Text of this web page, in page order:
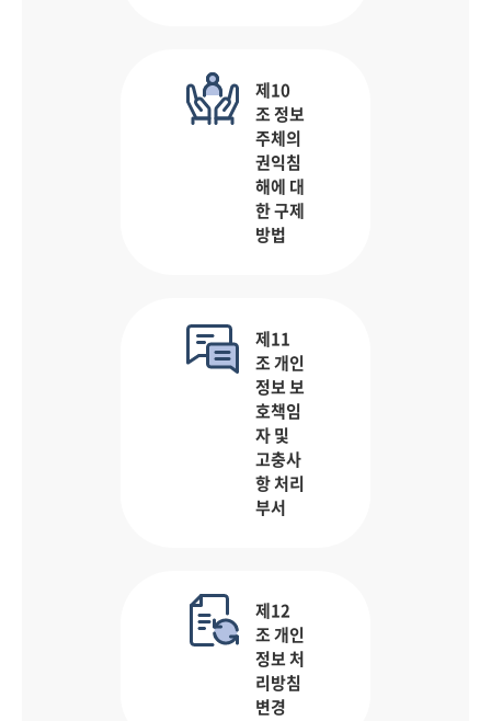
제10
조 정보
주체의
권익침
해에 대
한 구제
방법
제11
조 개인
정보 보
호책임
자 및
고충사
항 처리
부서
제12
조 개인
정보 처
리방침
변경